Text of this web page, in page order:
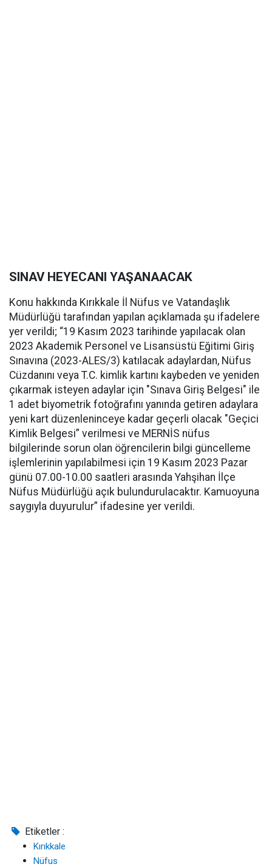
SINAV HEYECANI YAŞANAACAK
Konu hakkında Kırıkkale İl Nüfus ve Vatandaşlık
Müdürlüğü tarafından yapılan açıklamada şu ifadelere
yer verildi; “19 Kasım 2023 tarihinde yapılacak olan
2023 Akademik Personel ve Lisansüstü Eğitimi Giriş
Sınavına (2023-ALES/3) katılacak adaylardan, Nüfus
Cüzdanını veya T.C. kimlik kartını kaybeden ve yeniden
çıkarmak isteyen adaylar için "Sınava Giriş Belgesi" ile
1 adet biyometrik fotoğrafını yanında getiren adaylara
yeni kart düzenleninceye kadar geçerli olacak "Geçici
Kimlik Belgesi” verilmesi ve MERNİS nüfus
bilgilerinde sorun olan öğrencilerin bilgi güncelleme
işlemlerinin yapılabilmesi için 19 Kasım 2023 Pazar
günü 07.00-10.00 saatleri arasında Yahşihan İlçe
Nüfus Müdürlüğü açık bulundurulacaktır. Kamuoyuna
saygıyla duyurulur” ifadesine yer verildi.
Etiketler :
Kırıkkale
Nüfus